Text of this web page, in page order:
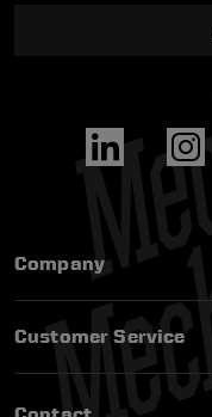
Company
Customer Service